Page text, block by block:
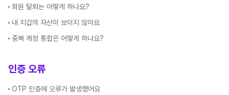
회원 탈퇴는 어떻게 하나요?
내 지갑의 자산이 보이지 않아요
중복 계정 통합은 어떻게 하나요?
인증 오류
OTP 인증에 오류가 발생했어요